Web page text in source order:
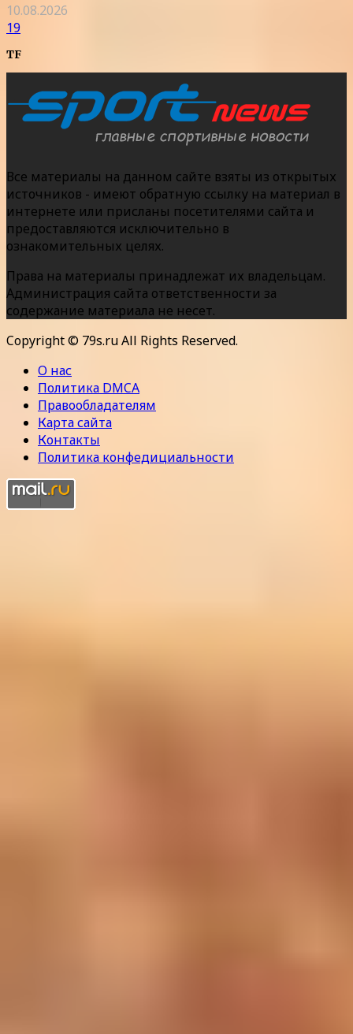
10.08.2026
19
TF
Все материалы на данном сайте взяты из открытых
источников - имеют обратную ссылку на материал в
интернете или присланы посетителями сайта и
предоставляются исключительно в
ознакомительных целях.
Права на материалы принадлежат их владельцам.
Администрация сайта ответственности за
содержание материала не несет.
Copyright © 79s.ru All Rights Reserved.
О нас
Политика DMCA
Правообладателям
Карта сайта
Контакты
Политика конфедициальности